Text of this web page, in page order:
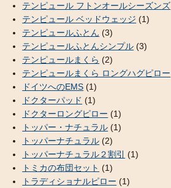
テンピュール フトンオールシーズンズ
テンピュール ベッドウェッジ (1)
テンピュールふとん (3)
テンピュールふとんシンプル (3)
テンピュールまくら (2)
テンピュールまくら ロングハグピロー
ドイツへのEMS (1)
ドクターパッド (1)
ドクターロングピロー (1)
トッパー・ナチュラル (1)
トッパーナチュラル (2)
トッパーナチュラル２割引
(1)
トミカの布団セット (1)
トラディショナルピロー (1)